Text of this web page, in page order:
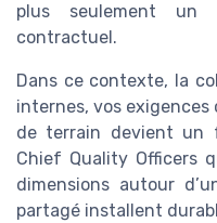
plus seulement un
contractuel.
Dans ce contexte, la
internes, vos
de terrain devient un
Chief Quality Officers
dimensions autour
partagé installent